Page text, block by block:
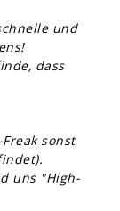
und
dass
sonst
uns "High-